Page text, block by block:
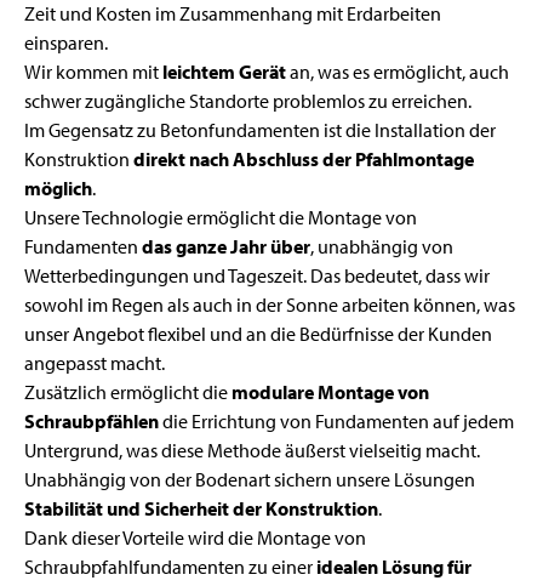
Zeit und Kosten im Zusammenhang mit Erdarbeiten
einsparen.
Wir kommen mit leichtem Gerätan, was es ermöglicht, auch
schwer zugängliche Standorte problemlos zu erreichen.
Im Gegensatz zu Betonfundamenten ist die Installation der
Konstruktion direkt nach Abschluss der Pfahlmontage
möglich.
Unsere Technologie ermöglicht die Montage von
Fundamenten das ganze Jahr über, unabhängig von
Wetterbedingungen und Tageszeit. Das bedeutet, dass wir
sowohl im Regen als auch in der Sonne arbeiten können, was
unser Angebot flexibel und an die Bedürfnisse der Kunden
angepasst macht.
Zusätzlich ermöglicht die modulare Montage von
Schraubpfählendie Errichtung von Fundamenten auf jedem
Untergrund, was diese Methode äußerst vielseitig macht.
Unabhängig von der Bodenart sichern unsere Lösungen
Stabilität und Sicherheit der Konstruktion.
Dank dieser Vorteile wird die Montage von
Schraubpfahlfundamenten zu einer idealen Lösung für